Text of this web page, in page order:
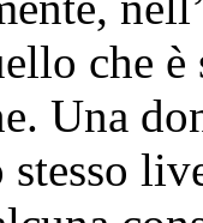
che
Una